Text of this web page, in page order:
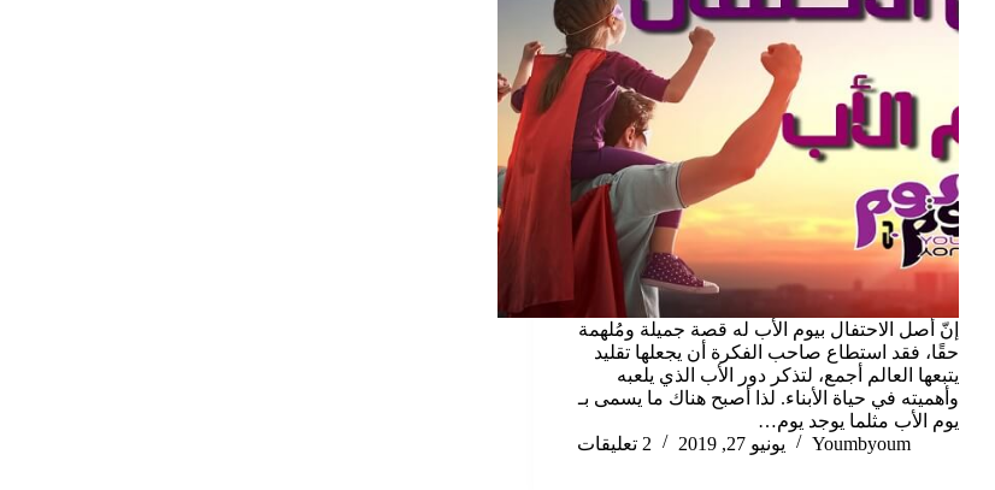
إنّ أصل الاحتفال بيوم الأب له قصة جميلة ومُلهمة
حقًا، فقد استطاع صاحب الفكرة أن يجعلها تقليد
يتبعها العالم أجمع، لتذكر دور الأب الذي يلعبه
وأهميته في حياة الأبناء. لذا أصبح هناك ما يسمى بـ
يوم الأب مثلما يوجد يوم…
Youmbyoum
يونيو 27, 2019 2 تعليقات